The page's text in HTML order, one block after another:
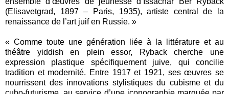
(Elisavetgrad, 1897 – Paris, 1935), artiste central de la
renaissance de l’art juif en Russie. »
« Comme toute une génération liée à la littérature et au
théâtre yiddish en plein essor, Ryback cherche une
expression plastique spécifiquement juive, qui concilie
tradition et modernité. Entre 1917 et 1921, ses œuvres se
nourrissent des innovations stylistiques du cubisme et du